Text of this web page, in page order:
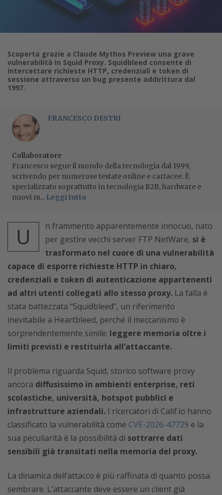
Scoperta grazie a Claude Mythos Preview una grave
vulnerabilità in Squid Proxy. Squidbleed consente di
intercettare richieste HTTP, credenziali e token di
sessione attraverso un bug presente addirittura dal
1997.
FRANCESCO DESTRI
Collaboratore
Francesco segue il mondo della tecnologia dal 1999,
scrivendo per numerose testate online e cartacee. È
specializzato soprattutto in tecnologia B2B, hardware e
nuovi m... Leggi tutto
U
n frammento apparentemente innocuo, nato
per gestire vecchi server FTP NetWare, si è
trasformato nel cuore di una vulnerabilità
capace di esporre richieste HTTP in chiaro,
credenziali e token di autenticazione appartenenti
ad altri utenti collegati allo stesso proxy. La falla è
stata battezzata “Squidbleed”, un riferimento
inevitabile a Heartbleed, perché il meccanismo è
sorprendentemente simile: leggere memoria oltre i
limiti previsti e restituirla all’attaccante.
Il problema riguarda Squid, storico software proxy
ancora diffusissimo in ambienti enterprise, reti
scolastiche, università, hotspot pubblici e
infrastrutture aziendali. I ricercatori di Calif.io hanno
classificato la vulnerabilità come CVE-2026-47729 e la
sua peculiarità è la possibilità di sottrarre dati
sensibili già transitati nella memoria del proxy.
La dinamica dell’attacco è più raffinata di quanto possa
sembrare. L’attaccante deve essere un client già